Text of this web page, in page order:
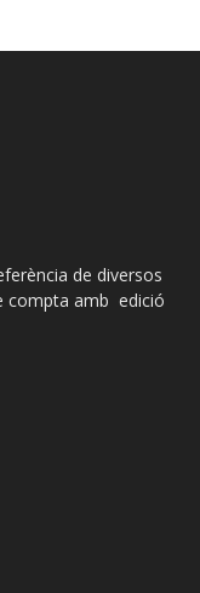
de diversos
compta amb edició